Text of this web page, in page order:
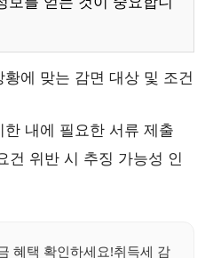
황에 맞는 감면 대상 및 조건
한 내에 필요한 서류 제출
건 위반 시 추징 가능성 인
혜택 확인하세요!취득세 감